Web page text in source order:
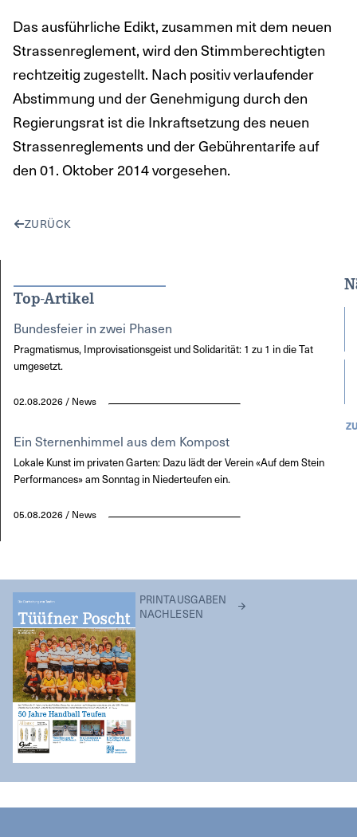
Das ausführliche Edikt, zusammen mit dem neuen
Strassenreglement, wird den Stimmberechtigten
rechtzeitig zugestellt. Nach positiv verlaufender
Abstimmung und der Genehmigung durch den
Regierungsrat ist die Inkraftsetzung des neuen
Strassenreglements und der Gebührentarife auf
den 01. Oktober 2014 vorgesehen.
ZURÜCK
Top-Artikel
Bundesfeier in zwei Phasen
Pragmatismus, Improvisationsgeist und Solidarität: 1 zu 1 in die Tat
umgesetzt.
02.08.2026 / News
Ein Sternenhimmel aus dem Kompost
Lokale Kunst im privaten Garten: Dazu lädt der Verein «Auf dem Stein
Performances» am Sonntag in Niederteufen ein.
05.08.2026 / News
PRINTAUSGABEN
NACHLESEN